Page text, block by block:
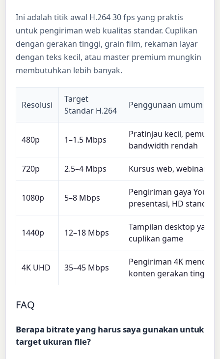
Ini adalah titik awal H.264 30 fps yang praktis
untuk pengiriman web kualitas standar. Cuplikan
dengan gerakan tinggi, grain film, rekaman layar
dengan teks kecil, atau master premium mungkin
membutuhkan lebih banyak.
Resolusi
Target
Standar H.264
Penggunaan umum
480p 1–1.5 Mbps
Pratinjau kecil,
bandwidth rendah
720p 2.5–4 Mbps Kursus web, webinar,
1080p 5–8 Mbps
Pengiriman gaya
presentasi, HD standar
1440p 12–18 Mbps
Tampilan desktop yang
cuplikan game
4K UHD 35–45 Mbps
Pengiriman 4K
konten gerakan tinggi
FAQ
Berapa bitrate yang harus saya gunakan untuk
target ukuran file?